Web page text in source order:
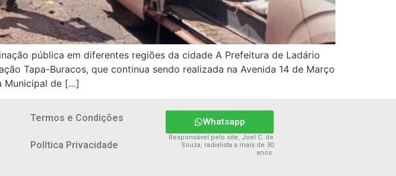
pública em diferentes regiões da cidade A Prefeitura de Ladário
Tapa-Buracos, que continua sendo realizada na Avenida 14 de Março
Municipal de […]
Termos e Condições
Política Privacidade
Whatsapp
Responsável pelo site, Joel C. de
Souza, radialista a mais de 30
anos.